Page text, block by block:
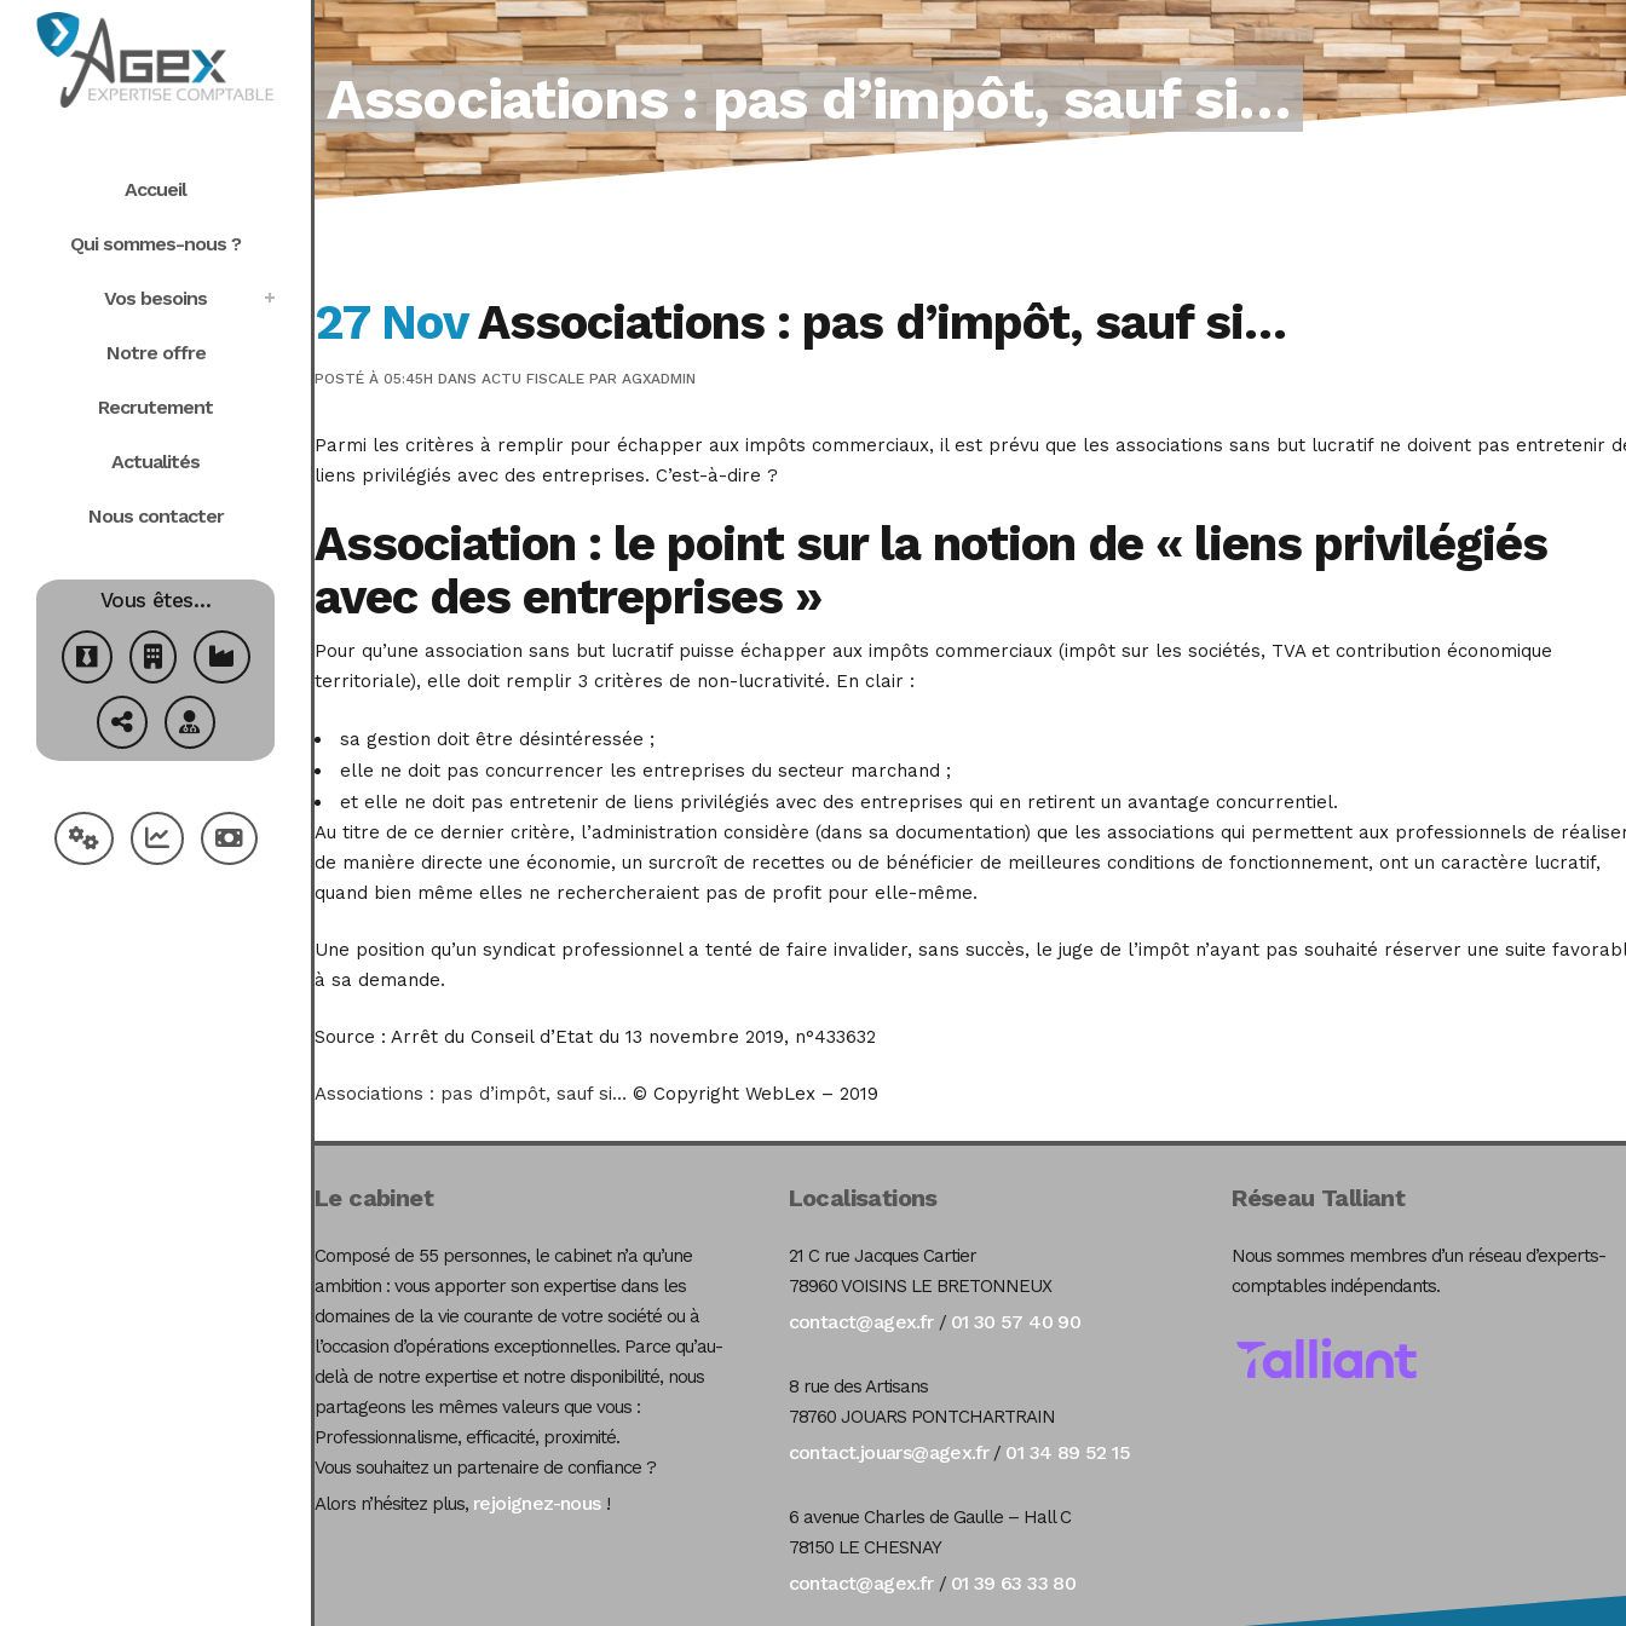
Accueil
Qui sommes-nous ?
Vos besoins
Notre offre
Recrutement
Actualités
Nous contacter
Vous êtes…
Associations : pas d’impôt, sauf si…
27 NovAssociations : pas d’impôt, sauf si…
POSTÉ À 05:45H DANS ACTU FISCALE PAR AGXADMIN
Parmi les critères à remplir pour échapper aux impôts commerciaux, il est prévu que les associations sans but lucratif ne doivent pas entretenir
liens privilégiés avec des entreprises. C’est-à-dire ?
Association : le point sur la notion de « liens privilégiés
avec des entreprises »
Pour qu’une association sans but lucratif puisse échapper aux impôts commerciaux (impôt sur les sociétés, TVA et contribution économique
territoriale), elle doit remplir 3 critères de non-lucrativité. En clair :
sa gestion doit être désintéressée ;
elle ne doit pas concurrencer les entreprises du secteur marchand ;
et elle ne doit pas entretenir de liens privilégiés avec des entreprises qui en retirent un avantage concurrentiel.
Au titre de ce dernier critère, l’administration considère (dans sa documentation) que les associations qui permettent aux professionnels de
de manière directe une économie, un surcroît de recettes ou de bénéficier de meilleures conditions de fonctionnement, ont un caractère lucratif,
quand bien même elles ne rechercheraient pas de profit pour elle-même.
Une position qu’un syndicat professionnel a tenté de faire invalider, sans succès, le juge de l’impôt n’ayant pas souhaité réserver une suite
à sa demande.
Source : Arrêt du Conseil d’Etat du 13 novembre 2019, n°433632
Associations : pas d’impôt, sauf si… © Copyright WebLex – 2019
Le cabinet
Composé de 55 personnes, le cabinet n’a qu’une
ambition : vous apporter son expertise dans les
domaines de la vie courante de votre société ou à
l’occasion d’opérations exceptionnelles. Parce qu’au-
delà de notre expertise et notre disponibilité, nous
partageons les mêmes valeurs que vous :
Professionnalisme, efficacité, proximité.
Vous souhaitez un partenaire de confiance ?
Alors n’hésitez plus, rejoignez-nous!
Localisations
21 C rue Jacques Cartier
78960 VOISINS LE BRETONNEUX
contact@agex.fr/ 01 30 57 40 90
8 rue des Artisans
78760 JOUARS PONTCHARTRAIN
contact.jouars@agex.fr/ 01 34 89 52 15
6 avenue Charles de Gaulle – Hall C
78150 LE CHESNAY
contact@agex.fr/ 01 39 63 33 80
Réseau Talliant
Nous sommes membres d’un réseau d’experts-
comptables indépendants.